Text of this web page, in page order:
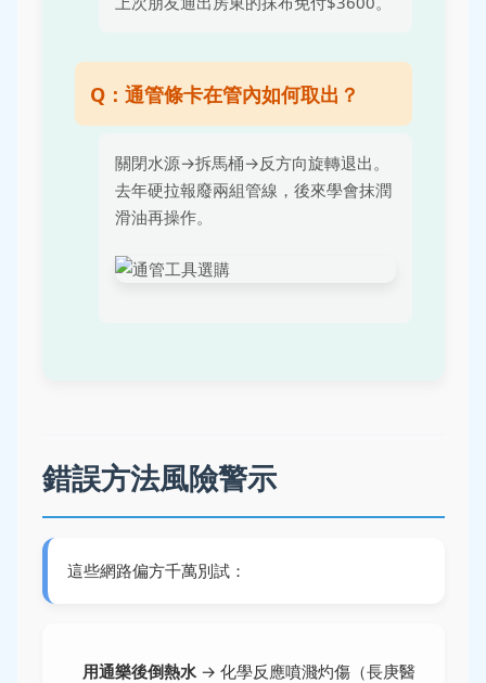
Q：通管條卡在管內如何取出？
關閉水源→拆馬桶→反方向旋轉退出。
去年硬拉報廢兩組管線，後來學會抹潤
滑油再操作。
錯誤方法風險警示
這些網路偏方千萬別試：
用通樂後倒熱水 → 化學反應噴濺灼傷（長庚醫